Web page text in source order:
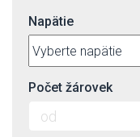
Napätie
Počet žárovek